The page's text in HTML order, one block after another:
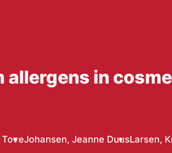
allergens in
Johansen, Jeanne DuusLarsen,